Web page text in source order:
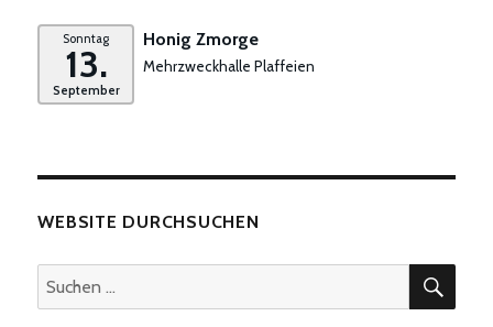
Sonntag
13.
September
Honig Zmorge
Mehrzweckhalle Plaffeien
WEBSITE DURCHSUCHEN
Suchen
nach: